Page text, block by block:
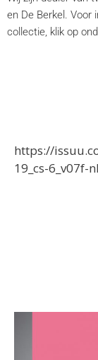
en De Berkel.
collectie, klik op
https://
19_cs-6_v07f-nl